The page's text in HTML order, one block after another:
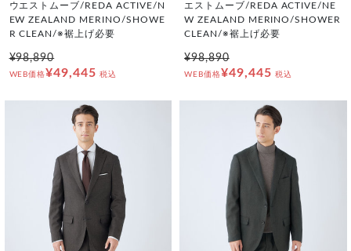
ウエストムーブ/REDA ACTIVE/N
EW ZEALAND MERINO/SHOWE
R CLEAN/※裾上げ必要
¥98,890
WEB価格¥49,445 税込
エストムーブ/REDA ACTIVE/NE
W ZEALAND MERINO/SHOWER
CLEAN/※裾上げ必要
¥98,890
WEB価格¥49,445 税込